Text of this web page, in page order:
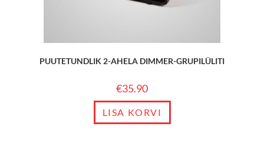
PUUTETUNDLIK 2-AHELA DIMMER-GRUPILÜLITI
€35.90
LISA KORVI